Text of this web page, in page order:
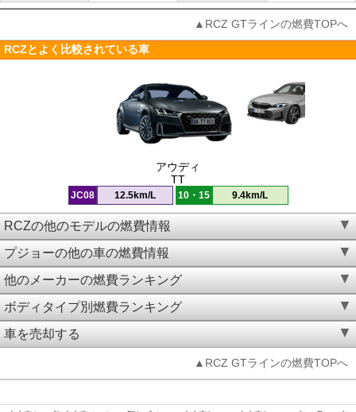
▲RCZ GTラインの燃費TOPへ
RCZとよく比較されている車
アウディ
TT
JC08 12.5km/L 10・15 9.4km/L
RCZの他のモデルの燃費情報
プジョーの他の車の燃費情報
他のメーカーの燃費ランキング
ボディタイプ別燃費ランキング
車を売却する
▲RCZ GTラインの燃費TOPへ